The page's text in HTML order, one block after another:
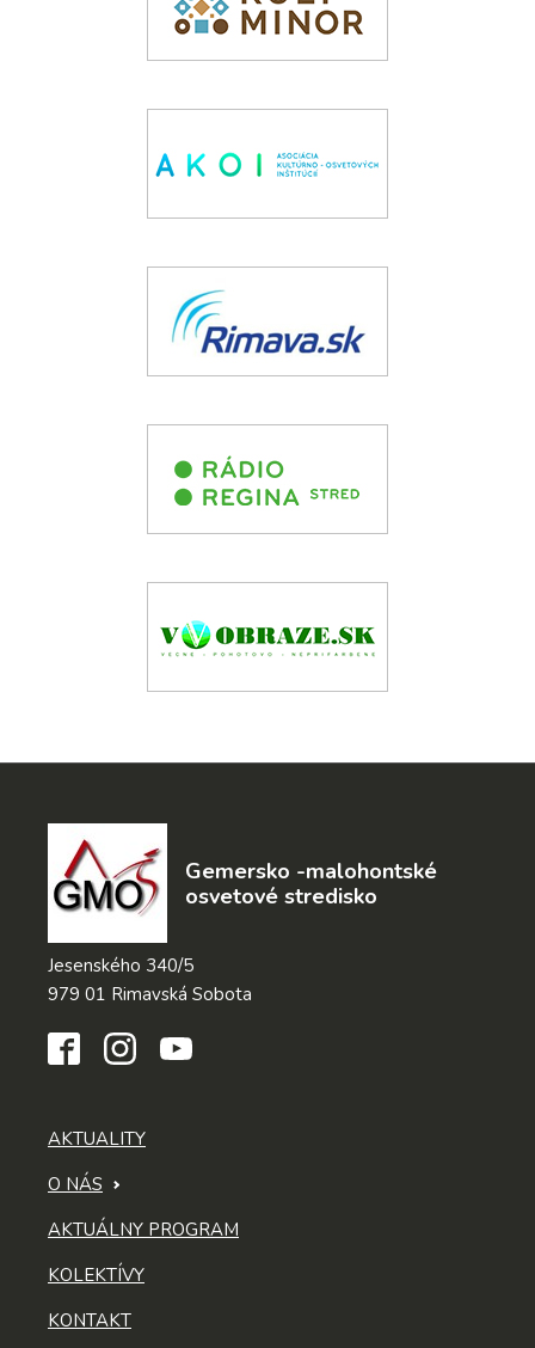
Gemersko -malohontské
osvetové stredisko
Jesenského 340/5
979 01 Rimavská Sobota
AKTUALITY
O NÁS
AKTUÁLNY PROGRAM
KOLEKTÍVY
KONTAKT